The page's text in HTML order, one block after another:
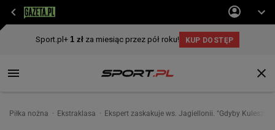
Piłka nożna Ekstraklasa Ekspert zaskakuje ws. Jagiellonii. "Gdyby Kulesza